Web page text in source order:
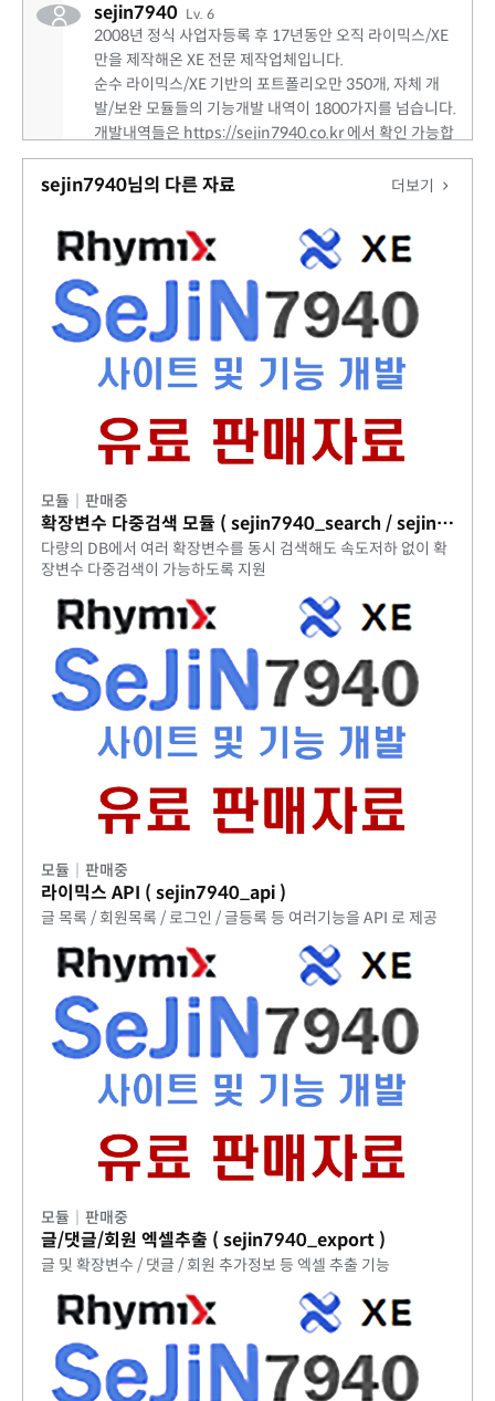
sejin7940 Lv. 6
2008년 정식 사업자등록 후 17년동안 오직 라이믹스/XE
만을 제작해온 XE 전문 제작업체입니다.
순수 라이믹스/XE 기반의 포트폴리오만 350개, 자체 개
발/보완 모듈들의 기능개발 내역이 1800가지를 넘습니다.
개발내역들은 https://sejin7940.co.kr 에서 확인 가능합
니다. 라이믹스/XE 개발 의뢰 주시면 어떤 기능이든 개발
해드립니다!
sejin7940님의 다른 자료 더보기
모듈 판매중
확장변수 다중검색 모듈 ( sejin7940_search / sejin7940_multi )
다량의 DB에서 여러 확장변수를 동시 검색해도 속도저하 없이 확
장변수 다중검색이 가능하도록 지원
모듈 판매중
라이믹스 API ( sejin7940_api )
글 목록 / 회원목록 / 로그인 / 글등록 등 여러기능을 API 로 제공
모듈 판매중
글/댓글/회원 엑셀추출 ( sejin7940_export )
글 및 확장변수 / 댓글 / 회원 추가정보 등 엑셀 추출 기능